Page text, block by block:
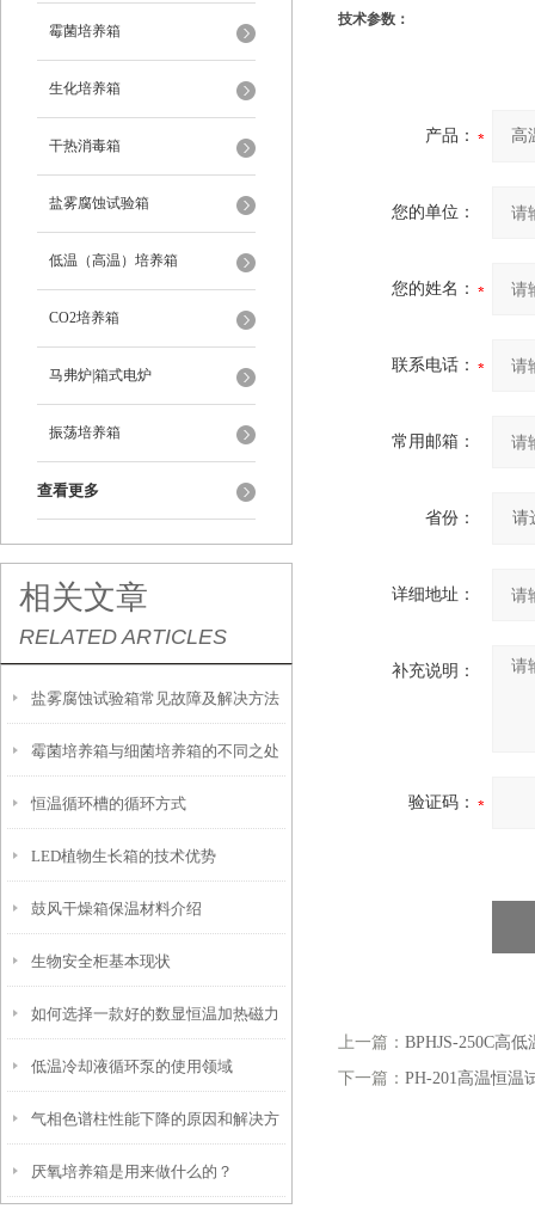
霉菌培养箱
生化培养箱
干热消毒箱
盐雾腐蚀试验箱
低温（高温）培养箱
CO2培养箱
马弗炉|箱式电炉
振荡培养箱
查看更多
相关文章
RELATED ARTICLES
盐雾腐蚀试验箱常见故障及解决方法
霉菌培养箱与细菌培养箱的不同之处
恒温循环槽的循环方式
LED植物生长箱的技术优势
鼓风干燥箱保温材料介绍
生物安全柜基本现状
如何选择一款好的数显恒温加热磁力
搅拌器？
低温冷却液循环泵的使用领域
气相色谱柱性能下降的原因和解决方
法
厌氧培养箱是用来做什么的？
技术参数：
产品：
您的单位：
您的姓名：
联系电话：
常用邮箱：
省份：
详细地址：
补充说明：
验证码：
上一篇： BPHJS-250C高
下一篇： PH-201高温恒温